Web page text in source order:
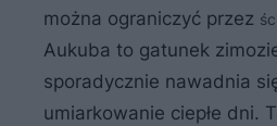
można ograniczyć przez
Aukuba to gatunek
sporadycznie nawadnia
umiarkowanie ciepłe dni.